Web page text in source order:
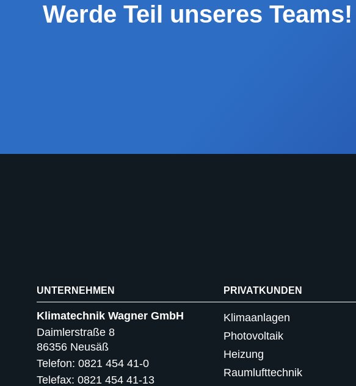
Werde Teil unseres Teams!
UNTERNEHMEN
Klimatechnik Wagner GmbH
Daimlerstraße 8
86356 Neusäß
Telefon: 0821 454 41-0
Telefax: 0821 454 41-13
PRIVATKUNDEN
Klimaanlagen
Photovoltaik
Heizung
Raumlufttechnik